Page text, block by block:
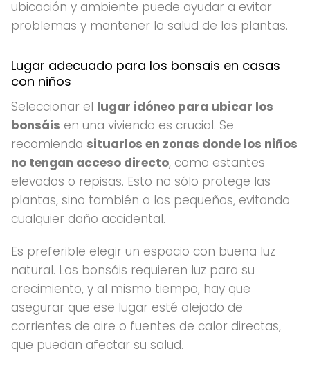
ubicación y ambiente puede ayudar a evitar
problemas y mantener la salud de las plantas.
Lugar adecuado para los bonsais en casas
con niños
Seleccionar el lugar idóneo para ubicar los
bonsáis en una vivienda es crucial. Se
recomienda situarlos en zonas donde los niños
no tengan acceso directo, como estantes
elevados o repisas. Esto no sólo protege las
plantas, sino también a los pequeños, evitando
cualquier daño accidental.
Es preferible elegir un espacio con buena luz
natural. Los bonsáis requieren luz para su
crecimiento, y al mismo tiempo, hay que
asegurar que ese lugar esté alejado de
corrientes de aire o fuentes de calor directas,
que puedan afectar su salud.